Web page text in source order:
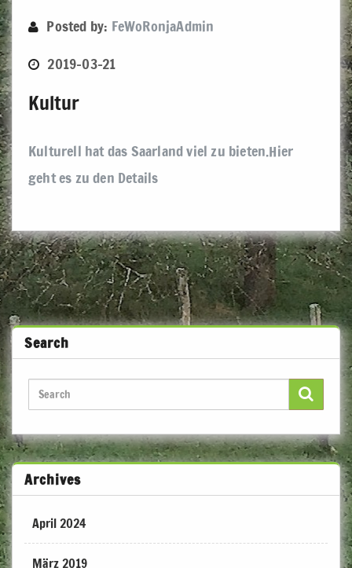
Posted by: FeWoRonjaAdmin
2019-03-21
Kultur
Kulturell hat das Saarland viel zu bieten.Hier
geht es zu den Details
Search
Archives
April 2024
März 2019